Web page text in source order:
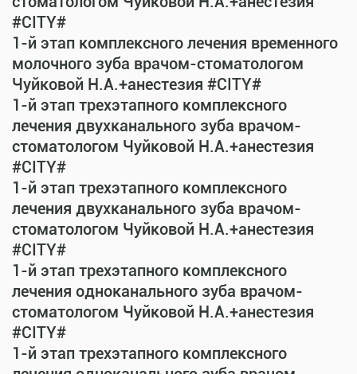
#CITY#
1-й этап комплексного лечения временного
молочного зуба врачом-стоматологом
Чуйковой Н.А.+анестезия #CITY#
1-й этап трехэтапного комплексного
лечения двухканального зуба врачом-
стоматологом Чуйковой Н.А.+анестезия
#CITY#
1-й этап трехэтапного комплексного
лечения двухканального зуба врачом-
стоматологом Чуйковой Н.А.+анестезия
#CITY#
1-й этап трехэтапного комплексного
лечения одноканального зуба врачом-
стоматологом Чуйковой Н.А.+анестезия
#CITY#
1-й этап трехэтапного комплексного